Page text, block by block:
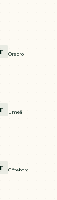
Örebro
Umeå
Göteborg